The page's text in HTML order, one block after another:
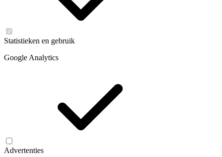
Statistieken en gebruik
Google Analytics
Advertenties